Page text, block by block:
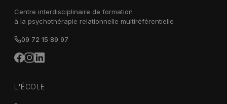
Centre interdisciplinaire de formation
à la psychothérapie relationnelle multiréférentielle
09 72 15 89 97
L'ÉCOLE